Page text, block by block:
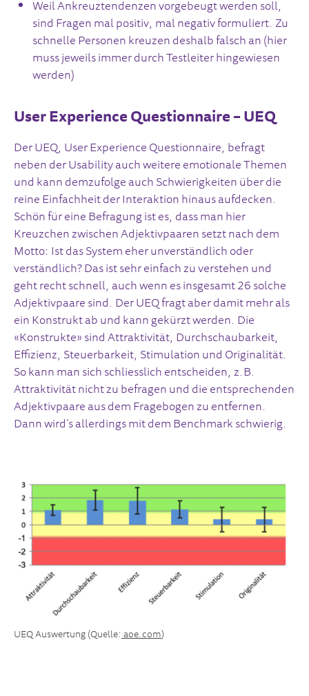
Weil Ankreuztendenzen vorgebeugt werden soll,
sind Fragen mal positiv, mal negativ formuliert. Zu
schnelle Personen kreuzen deshalb falsch an (hier
muss jeweils immer durch Testleiter hingewiesen
werden)
User Experience Questionnaire – UEQ
Der UEQ, User Experience Questionnaire, befragt
neben der Usability auch weitere emotionale Themen
und kann demzufolge auch Schwierigkeiten über die
reine Einfachheit der Interaktion hinaus aufdecken.
Schön für eine Befragung ist es, dass man hier
Kreuzchen zwischen Adjektivpaaren setzt nach dem
Motto: Ist das System eher unverständlich oder
verständlich? Das ist sehr einfach zu verstehen und
geht recht schnell, auch wenn es insgesamt 26 solche
Adjektivpaare sind. Der UEQ fragt aber damit mehr als
ein Konstrukt ab und kann gekürzt werden. Die
«Konstrukte» sind Attraktivität, Durchschaubarkeit,
Effizienz, Steuerbarkeit, Stimulation und Originalität.
So kann man sich schliesslich entscheiden, z.B.
Attraktivität nicht zu befragen und die entsprechenden
Adjektivpaare aus dem Fragebogen zu entfernen.
Dann wird’s allerdings mit dem Benchmark schwierig.
UEQ Auswertung (Quelle: aoe.com)